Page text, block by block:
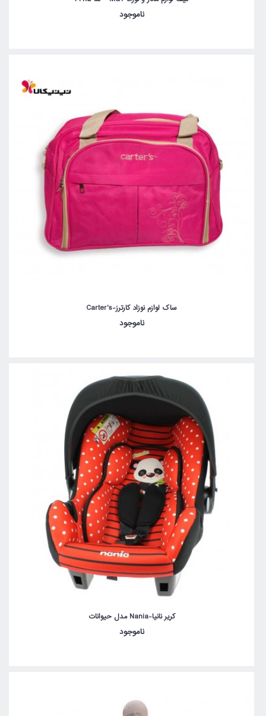
ناموجود
ساک لوازم نوزاد کارترز-Carter's
ناموجود
کریر نانیا-Nania مدل حیوانات
ناموجود